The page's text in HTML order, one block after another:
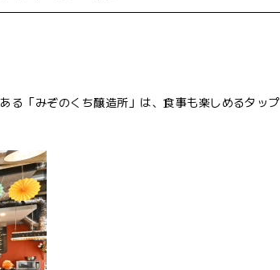
る「みぞのくち醸造所」は、食事も楽しめるタップ